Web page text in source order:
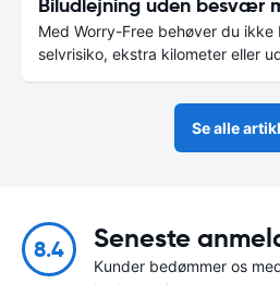
Med Worry-Free behøver du ikke
selvrisiko, ekstra kilometer eller
Se alle
8.4 Seneste
Kunder bedømmer os